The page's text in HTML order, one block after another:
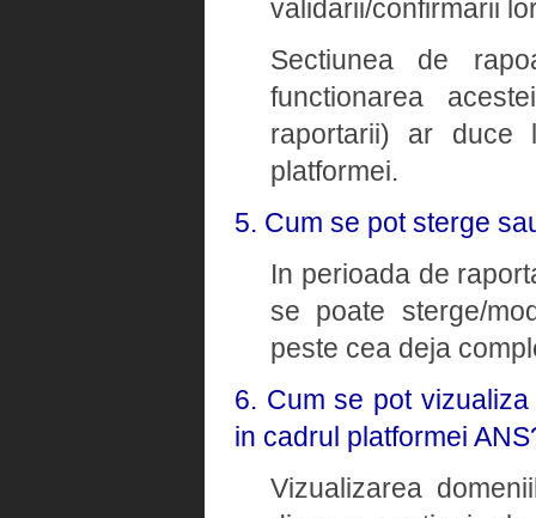
validarii/confirmarii
Sectiunea de
functionarea
raportarii) ar duce
platformei.
5. Cum se pot sterge
In perioada de
se poate sterge/
peste cea deja
6. Cum se pot
in cadrul platformei
Vizualizarea